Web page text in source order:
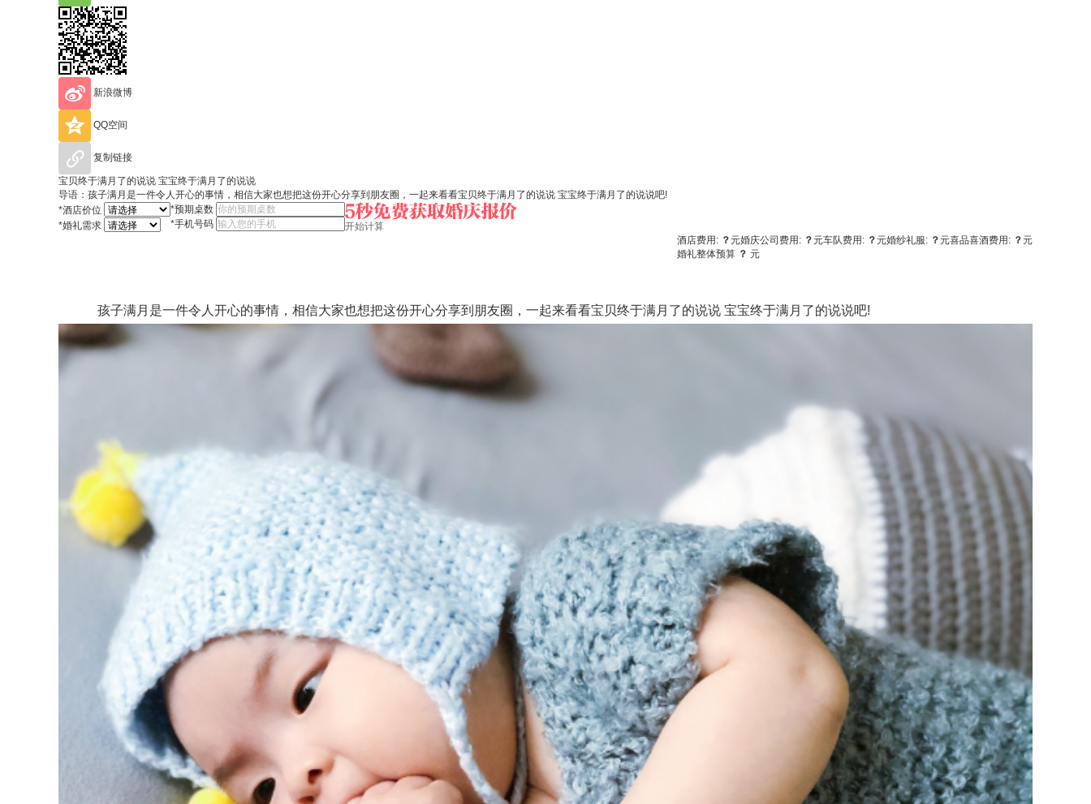
新浪微博
QQ空间
复制链接
宝贝终于满月了的说说 宝宝终于满月了的说说
导语：孩子满月是一件令人开心的事情，相信大家也想把这份开心分享到朋友圈，一起来看看宝贝终于满月了的说说 宝宝终于满月了的说说吧!
*酒店价位
*婚礼需求
*预期桌数
*手机号码
开始计算
酒店费用: ？元婚庆公司费用: ？元车队费用: ？元婚纱礼服: ？元喜品喜酒费用: ？元
婚礼整体预算 ？ 元
孩子满月是一件令人开心的事情，相信大家也想把这份开心分享到朋友圈，一起来看看宝贝终于满月了的说说 宝宝终于满月了的说说吧!